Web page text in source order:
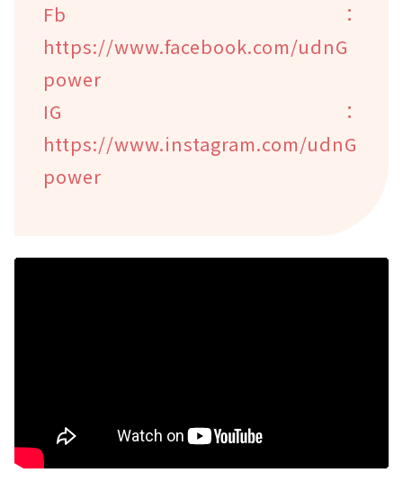
Fb：
https://www.facebook.com/udnG
power
IG：
https://www.instagram.com/udnG
power